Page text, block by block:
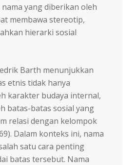
yang diberikan oleh
membawa stereotip,
hierarki sosial
Barth menunjukkan
etnis tidak hanya
karakter budaya internal,
batas-batas sosial yang
relasi dengan kelompok
Dalam konteks ini, nama
satu cara penting
batas tersebut. Nama